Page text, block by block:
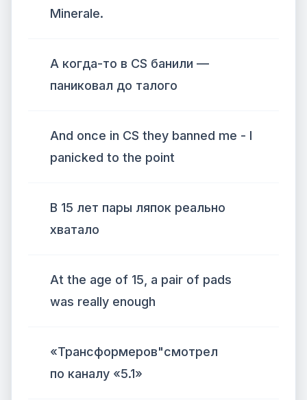
Minerale.
А когда-то в CS банили —
паниковал до талого
And once in CS they banned me - I
panicked to the point
В 15 лет пары ляпок реально
хватало
At the age of 15, a pair of pads
was really enough
«Трансформеров"смотрел
по каналу «5.1»